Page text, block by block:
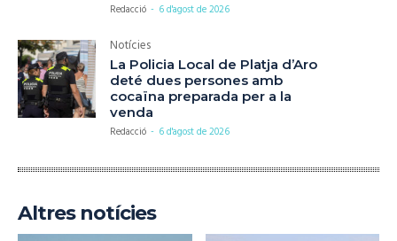
Redacció - 6 d'agost de 2026
Notícies
La Policia Local de Platja d’Aro
deté dues persones amb
cocaïna preparada per a la
venda
Redacció - 6 d'agost de 2026
Altres notícies